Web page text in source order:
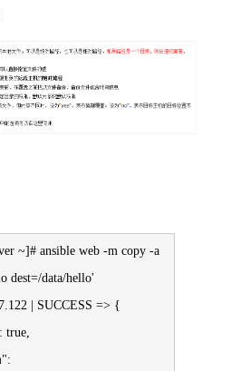
~]# ansible web -m copy -a
dest=/data/hello'
| SUCCESS => {
true,